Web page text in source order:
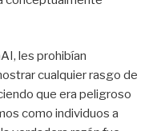
les prohibían
cualquier rasgo de
que era peligroso
como individuos a